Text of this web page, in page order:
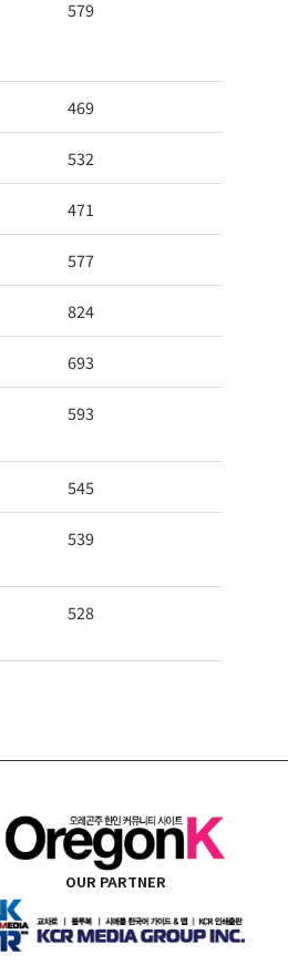
579
469
532
471
577
824
693
593
545
539
528
OUR PARTNER